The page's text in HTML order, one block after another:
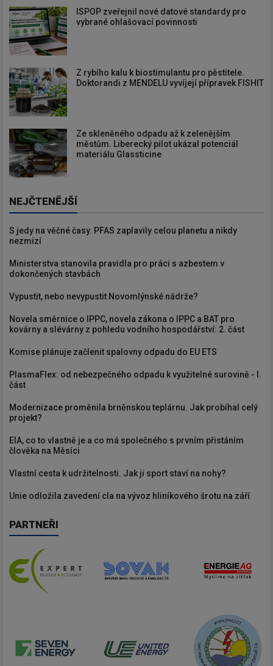
ISPOP zveřejnil nové datové standardy pro
vybrané ohlašovací povinnosti
Z rybího kalu k biostimulantu pro pěstitele.
Doktorandi z MENDELU vyvíjejí přípravek FISHIT
Ze skleněného odpadu až k zelenějším
městům. Liberecký pilot ukázal potenciál
materiálu Glassticine
NEJČTENĚJŠÍ
S jedy na věčné časy. PFAS zaplavily celou planetu a nikdy
nezmizí
Ministerstva stanovila pravidla pro práci s azbestem v
dokončených stavbách
Vypustit, nebo nevypustit Novomlýnské nádrže?
Novela směrnice o IPPC, novela zákona o IPPC a BAT pro
kovárny a slévárny z pohledu vodního hospodářství: 2. část
Komise plánuje začlenit spalovny odpadu do EU ETS
PlasmaFlex: od nebezpečného odpadu k využitelné surovině - I.
část
Modernizace proměnila brněnskou teplárnu. Jak probíhal celý
projekt?
EIA, co to vlastně je a co má společného s prvním přistáním
člověka na Měsíci
Vlastní cesta k udržitelnosti. Jak ji sport staví na nohy?
Unie odložila zavedení cla na vývoz hliníkového šrotu na září
PARTNEŘI